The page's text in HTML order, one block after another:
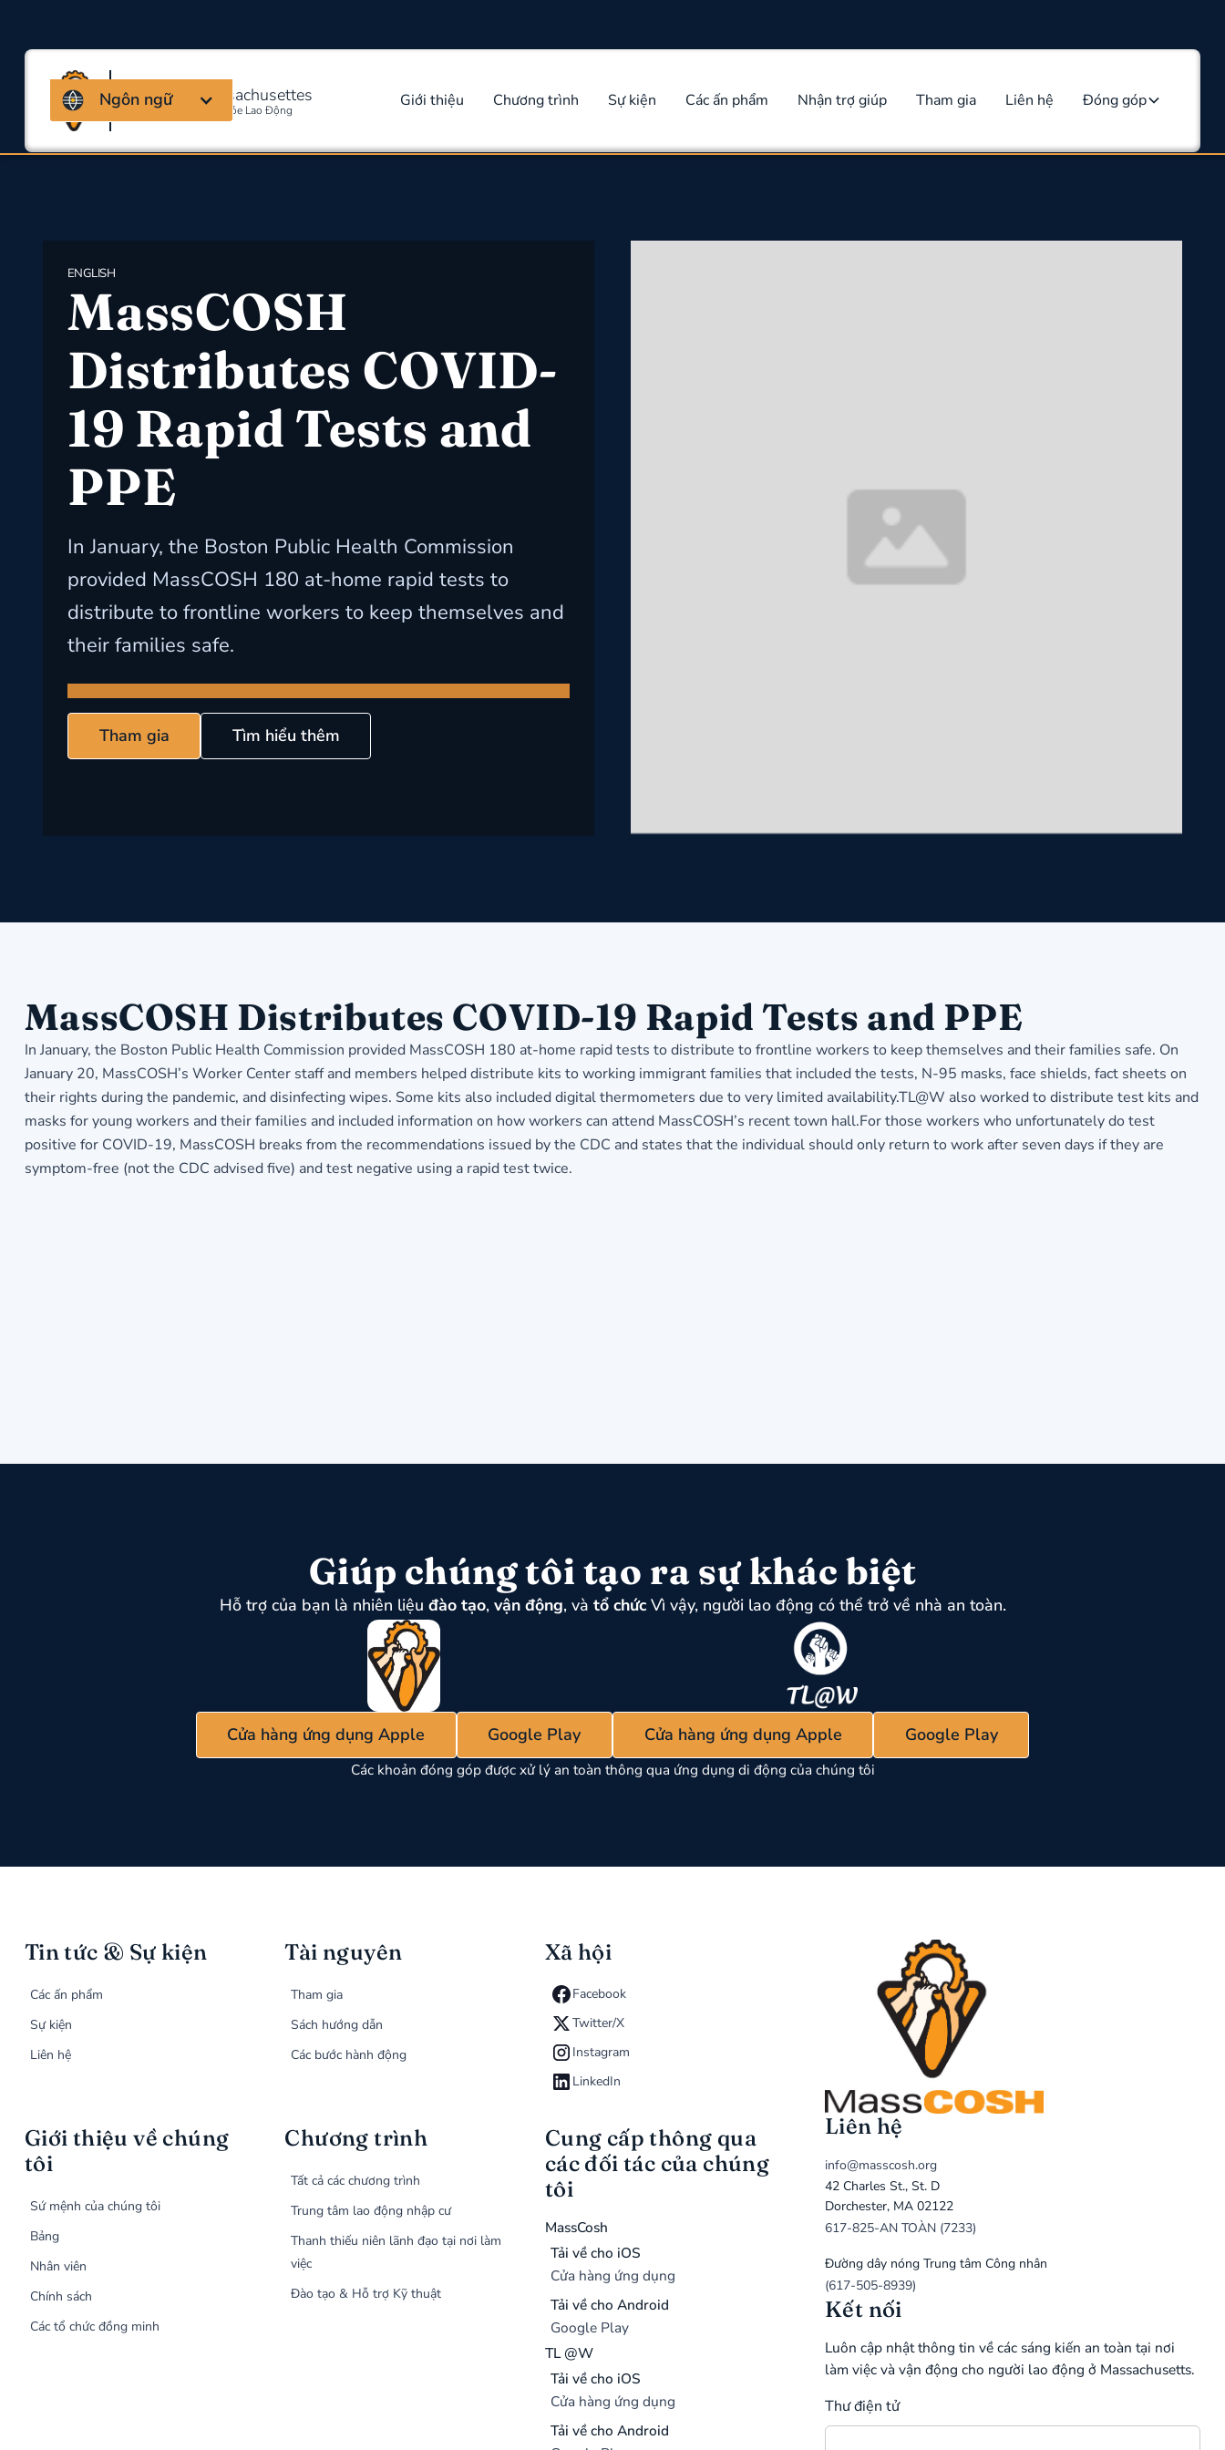
Liên minh Massachusettes
Về An Toàn Và Sức Khỏe Lao Động Giới thiệu Chương trình Sự kiện Các ấn phẩm Nhận trợ giúp Tham gia Liên hệ Đóng góp
Ngôn ngữ
ENGLISH
MassCOSH
Distributes COVID-
19 Rapid Tests and
PPE
In January, the Boston Public Health Commission
provided MassCOSH 180 at-home rapid tests to
distribute to frontline workers to keep themselves and
their families safe.
Tham gia Tìm hiểu thêm
MassCOSH Distributes COVID-19 Rapid Tests and PPE
In January, the Boston Public Health Commission provided MassCOSH 180 at-home rapid tests to distribute to frontline workers to keep themselves and their families safe. On
January 20, MassCOSH’s Worker Center staff and members helped distribute kits to working immigrant families that included the tests, N-95 masks, face shields, fact sheets on
their rights during the pandemic, and disinfecting wipes. Some kits also included digital thermometers due to very limited availability.TL@W also worked to distribute test kits and
masks for young workers and their families and included information on how workers can attend MassCOSH’s recent town hall.For those workers who unfortunately do test
positive for COVID-19, MassCOSH breaks from the recommendations issued by the CDC and states that the individual should only return to work after seven days if they are
symptom-free (not the CDC advised five) and test negative using a rapid test twice.
Giúp chúng tôi tạo ra sự khác biệt
Hỗ trợ của bạn là nhiên liệu đào tạo, vận động, và tổ chứcVì vậy, người lao động có thể trở về nhà an toàn.
Cửa hàng ứng dụng Apple Google Play Cửa hàng ứng dụng Apple Google Play
Các khoản đóng góp được xử lý an toàn thông qua ứng dụng di động của chúng tôi
Tin tức & Sự kiện
Các ấn phẩm
Sự kiện
Liên hệ
Tài nguyên
Tham gia
Sách hướng dẫn
Các bước hành động
Xã hội
Facebook
Twitter/X
Instagram
LinkedIn
Giới thiệu về chúng
tôi
Sứ mệnh của chúng tôi
Bảng
Nhân viên
Chính sách
Các tổ chức đồng minh
Chương trình
Tất cả các chương trình
Trung tâm lao động nhập cư
Thanh thiếu niên lãnh đạo tại nơi làm
việc
Đào tạo & Hỗ trợ Kỹ thuật
Cung cấp thông qua
các đối tác của chúng
tôi
MassCosh
Tải về cho iOS
Cửa hàng ứng dụng
Tải về cho Android
Google Play
TL @W
Tải về cho iOS
Cửa hàng ứng dụng
Tải về cho Android
Liên hệ
info@masscosh.org
42 Charles St., St. D
Dorchester, MA 02122
617-825-AN TOÀN (7233)
Đường dây nóng Trung tâm Công nhân
(617-505-8939)
Kết nối
Luôn cập nhật thông tin về các sáng kiến an toàn tại nơi
làm việc và vận động cho người lao động ở Massachusetts.
Thư điện tử